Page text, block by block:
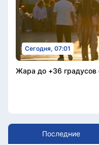
Сегодня, 07:01
Жара до +36
Последние